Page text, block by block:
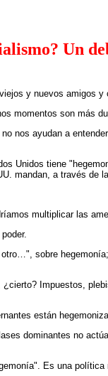
Un
y nuevos amigos
momentos son más
nos ayudan a
Unidos tiene
mandan, a través de
multiplicar las
sobre
Impuestos,
están
dominantes no
Es una